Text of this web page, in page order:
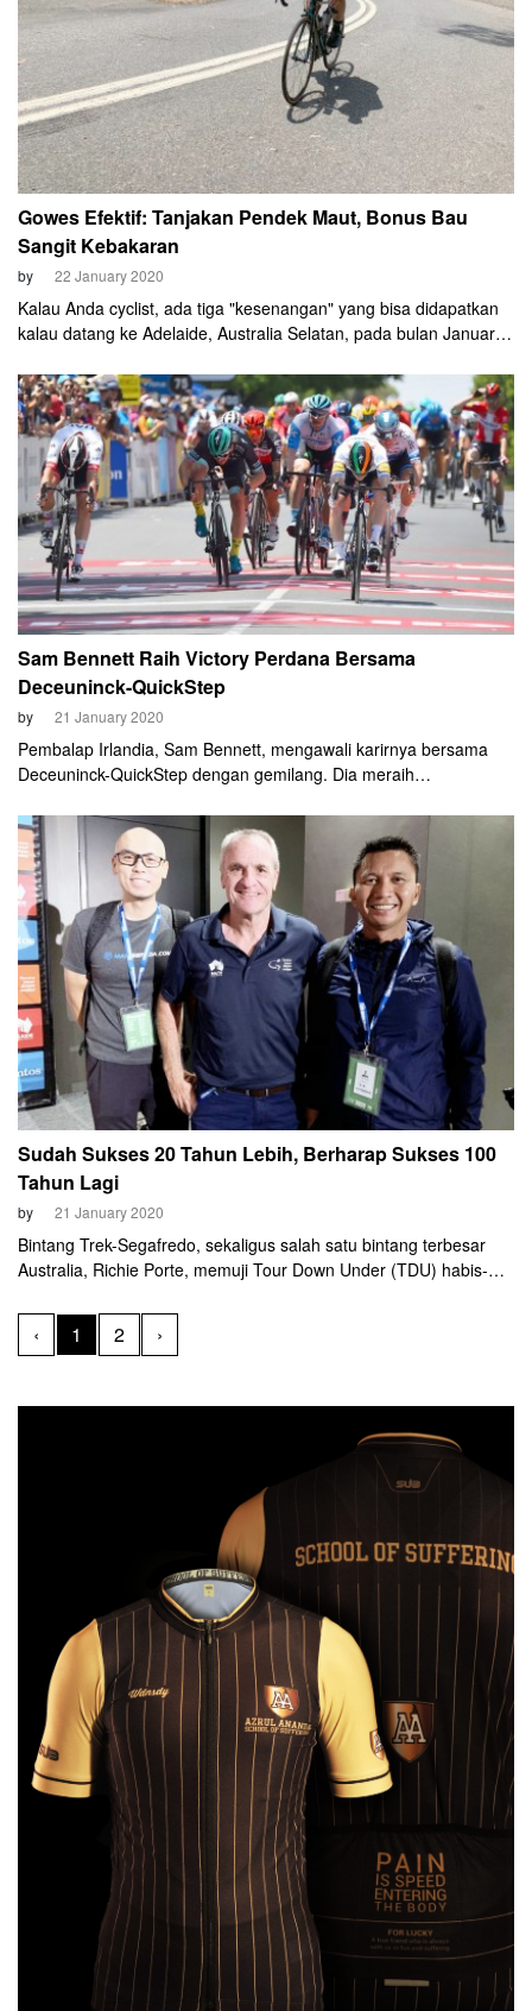
Gowes Efektif: Tanjakan Pendek Maut, Bonus Bau
Sangit Kebakaran
by 22 January 2020
Kalau Anda cyclist, ada tiga "kesenangan" yang bisa didapatkan
kalau datang ke Adelaide, Australia Selatan, pada bulan Januari.
bintangnya. Dua, menikmati atmosfer dan pameran sepeda yang
sulit ditandingi. Dan ketiga, pengalaman gowes yang efektif luar
biasa.
Sam Bennett Raih Victory Perdana Bersama
Deceuninck-QuickStep
by 21 January 2020
Pembalap Irlandia, Sam Bennett, mengawali karirnya bersama
Deceuninck-QuickStep dengan gemilang. Dia meraih
Tanunda, dekat Adelaide, Selasa (21/1). Benett menang adu
peluru di depan Jasper Philipsen (UAE Team Emirates) dan Erik
Baska (Bora-Hansgrohe).
Sudah Sukses 20 Tahun Lebih, Berharap Sukses 100
Tahun Lagi
by 21 January 2020
Bintang Trek-Segafredo, sekaligus salah satu bintang terbesar
Australia, Richie Porte, memuji Tour Down Under (TDU) habis-
penyelenggaraan terbaik di dunia, selain ajang-ajang grand tour
seperti Tour de France. Dia tidak sendirian. Banyak pihak
‹ 1 2 ›